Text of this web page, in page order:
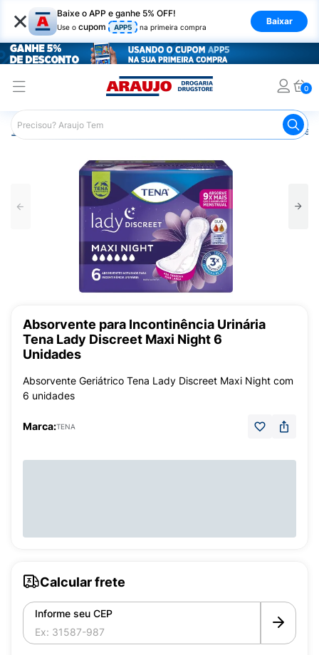
× Baixe o APP e ganhe 5% OFF!
Use o cupom APP5 na primeira compra
Baixar
0
Araujo Saúde e Bem Estar
Absorvente para Incontinência Urinária
Tena Lady Discreet Maxi Night 6
Unidades
Absorvente Geriátrico Tena Lady Discreet Maxi Night com
6 unidades
Marca:TENA
Calcular frete
Informe seu CEP